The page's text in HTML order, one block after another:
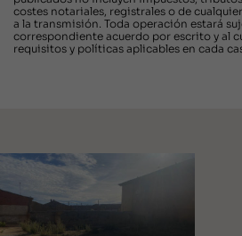
costes notariales, registrales o de
a la transmisión. Toda operación estará
correspondiente acuerdo por escrito y al
requisitos y políticas aplicables en cada